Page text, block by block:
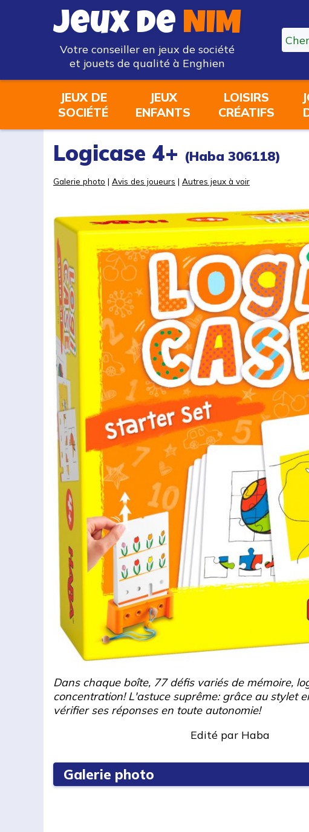
Jeux de NIM
Votre conseiller en jeux de société
et jouets de qualité à Enghien
JEUX DE
SOCIÉTÉ
JEUX
ENFANTS
LOISIRS
CRÉATIFS
Logicase 4+ (Haba 306118)
Galerie photo | Avis des joueurs | Autres jeux à voir
Dans chaque boîte, 77 défis variés de mémoire,
concentration! L'astuce suprême: grâce au stylet
vérifier ses réponses en toute autonomie!
Edité par Haba
Galerie photo